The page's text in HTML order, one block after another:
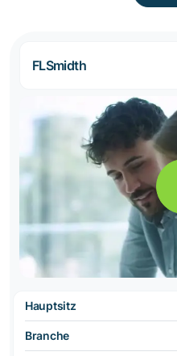
FLSmidth
Hauptsitz
Branche